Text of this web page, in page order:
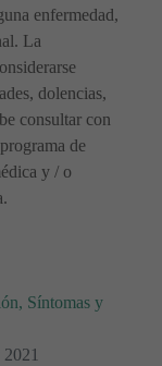
enfermedad,
La
dolencias,
consultar con
de
y / o
Síntomas y